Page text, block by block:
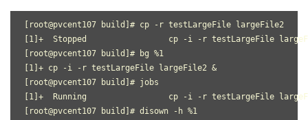
[root@pvcent107 build]# cp -r testLargeFile largeFile2
[1]+  Stopped                 cp -i -r testLargeFile
[root@pvcent107 build]# bg %1
[1]+ cp -i -r testLargeFile largeFile2 &
[root@pvcent107 build]# jobs
[1]+  Running                 cp -i -r testLargeFile
[root@pvcent107 build]# disown -h %1